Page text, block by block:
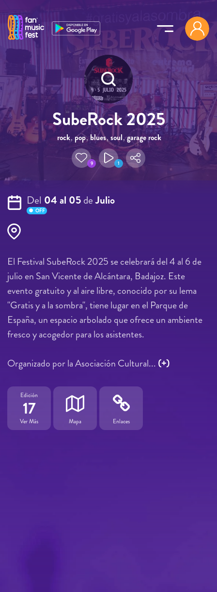
SubeRock 2025
rock, pop, blues,soul,garage rock
9 1
Del 04 al 05deJulio
OFF
El Festival SubeRock 2025 se celebrará del 4 al 6 de
julio en San Vicente de Alcántara, Badajoz. Este
evento gratuito y al aire libre, conocido por su lema
"Gratis y a la sombra", tiene lugar en el Parque de
España, un espacio arbolado que ofrece un ambiente
fresco y acogedor para los asistentes.
Organizado por la Asociación Cultural... (+)
Edición
17
Ver Más Mapa Enlaces